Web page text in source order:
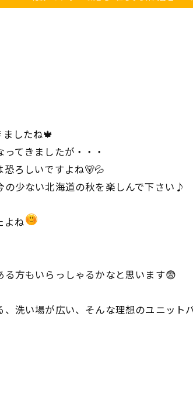
したね🍁
てきましたが・・・
ろしいですよね🐻💦
少ない北海道の秋を楽しんで下さい♪
よね
方もいらっしゃるかなと思います😨
洗い場が広い、そんな理想のユニット